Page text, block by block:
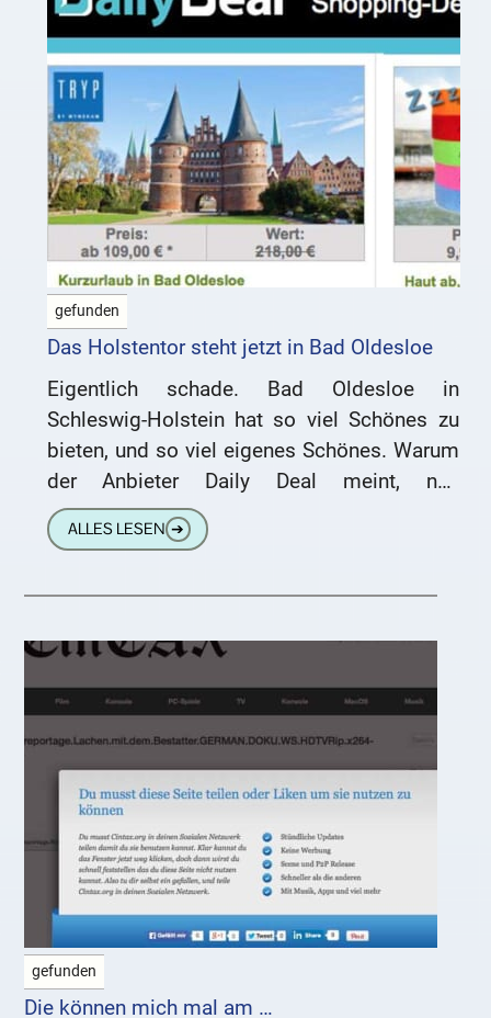
gefunden
Das Holstentor steht jetzt in Bad Oldesloe
Eigentlich schade. Bad Oldesloe in
Schleswig-Holstein hat so viel Schönes zu
bieten, und so viel eigenes Schönes. Warum
der Anbieter Daily Deal meint, nun
ausgerechnet mit dem Holstentor, das ca.
ALLES LESEN ➔
gefunden
Die können mich mal am …